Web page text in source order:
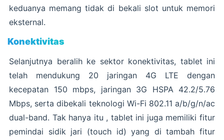
keduanya memang tidak di bekali slot untuk memori
eksternal.
Konektivitas
Selanjutnya beralih ke sektor konektivitas, tablet ini
telah mendukung 20 jaringan 4G LTE dengan
kecepatan 150 mbps, jaringan 3G HSPA 42.2/5.76
Mbps, serta dibekali teknologi Wi-Fi 802.11 a/b/g/n/ac
dual-band. Tak hanya itu , tablet ini juga memiliki fitur
pemindai sidik jari (touch id) yang di tambah fitur